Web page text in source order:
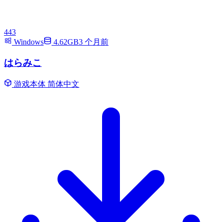
443
Windows
4.62GB3 个月前
はらみこ
游戏本体 简体中文